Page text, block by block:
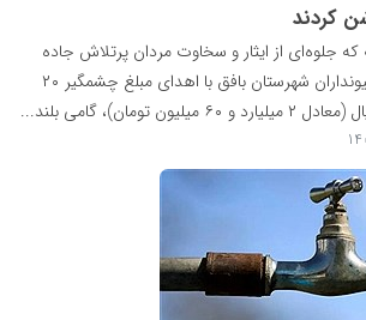
کردند
که جلوه‌ای از ایثار و سخاوت مردان پرتلاش جاده
است، انجمن صنفی کامیونداران شهرستان بافق با اهدای مبلغ چشمگیر ۲۰